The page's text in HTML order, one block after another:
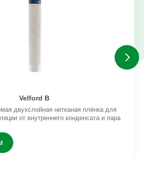
Velford B
двухслойная нетканая плёнка для
от внутреннего конденсата и пара